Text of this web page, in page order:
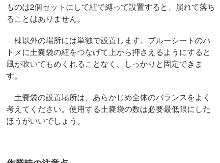
ものは2個セットにして紐で縛って設置すると、崩れて落ち
ることはありません。
棟以外の場所には単独で設置します。ブルーシートのハ
トメに土嚢袋の紐をつなげて上から押さえるようにすると
風が吹いてもめくれることなく、しっかりと固定できま
す。
土嚢袋の設置場所は、あらかじめ全体のバランスをよく
考えてください。使用する土嚢袋の数は必要最低限にした
ほうがいいでしょう。